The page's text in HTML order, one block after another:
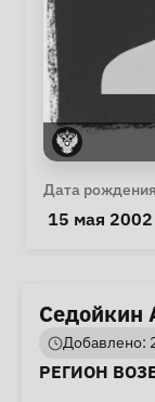
Личная
Дата рождения
15 мая 2002
Седойкин
Добавлено:
РЕГИОН